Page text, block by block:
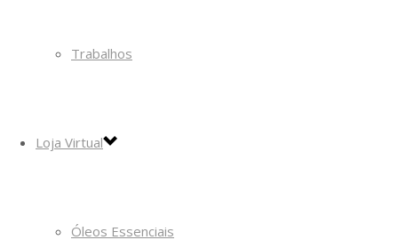
Trabalhos
Loja Virtual
Óleos Essenciais